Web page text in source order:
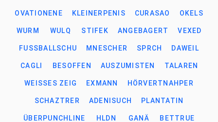
OVATIONENE KLEINERPENIS CURASAO OKELS
WURM WULQ STIFEK ANGEBAGERT VEXED
FUSSBALLSCHU MNESCHER SPRCH DAWEIL
CAGLI BESOFFEN AUSZUMISTEN TALAREN
WEISSES ZEIG EXMANN HÖRVERTNAHPER
SCHAZTRER ADENISUCH PLANTATIN
ÜBERPUNCHLINE HLDN GANÄ BETTRUE